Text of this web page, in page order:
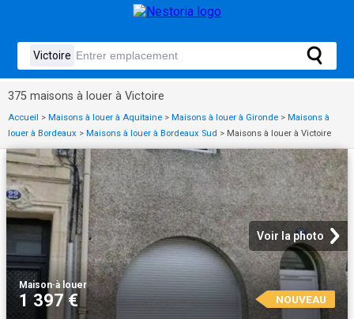
375 maisons à louer à Victoire
Accueil > Maisons à louer à Aquitaine > Maisons à louer à Gironde > Maisons à
louer à Bordeaux > Maisons à louer à Bordeaux Sud > Maisons à louer à Victoire
Voir la photo
Maison·à louer
1 397 € NOUVEAU